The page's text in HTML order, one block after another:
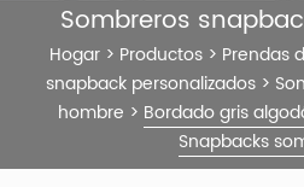
Sombreros
Hogar > Productos > Prendas
snapback personalizados >
hombre > Bordado gris
Snapbacks